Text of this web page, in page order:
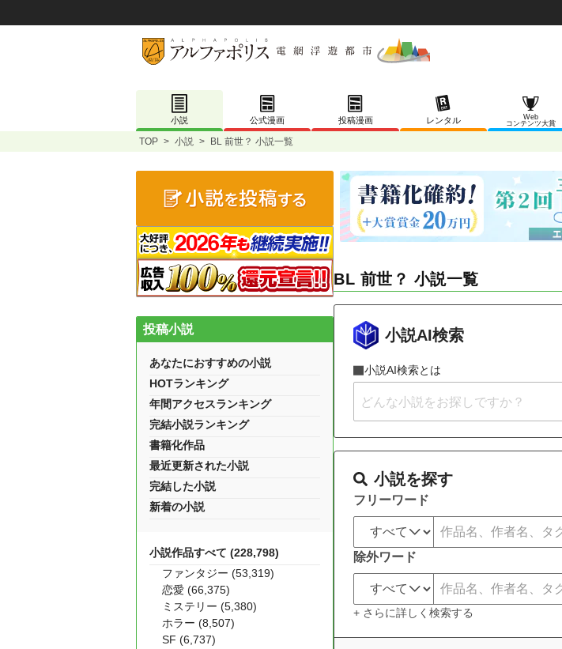
小説 公式漫画 投稿漫画 レンタル
Web
コンテンツ大賞
TOP > 小説 > BL 前世？ 小説一覧
BL 前世？ 小説一覧
小説AI検索
小説AI検索とは
小説を探す
フリーワード
除外ワード
+ さらに詳しく検索する
投稿小説
あなたにおすすめの小説
HOTランキング
年間アクセスランキング
完結小説ランキング
書籍化作品
最近更新された小説
完結した小説
新着の小説
小説作品すべて (228,798)
ファンタジー (53,319)
恋愛 (66,375)
ミステリー (5,380)
ホラー (8,507)
SF (6,737)